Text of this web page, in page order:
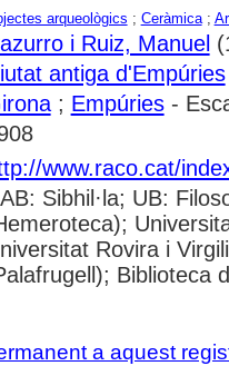
arqueològics ; Ceràmica;
i Ruiz, Manuel
antiga d'Empúries
; Empúries-
www.raco.cat/
Sibhil·la; UB:
Rovira i
Biblioteca
a aquest